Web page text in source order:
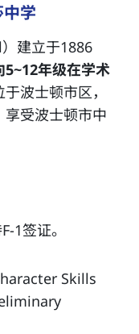
学
建立于1886
年级在学术
波士顿市区，
受波士顿市中
1签证。
Skills